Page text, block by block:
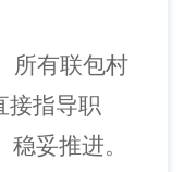
所有联包村
接指导职
妥推进。